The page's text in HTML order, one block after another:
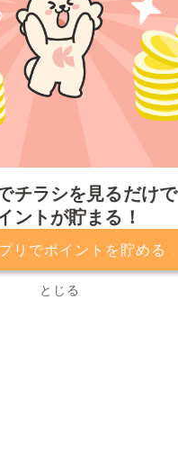
チラシを見るだけで
ントが貯まる！
リでポイントを貯める
とじる
ポリシー 利用規約
運営会社
お問い合わせ